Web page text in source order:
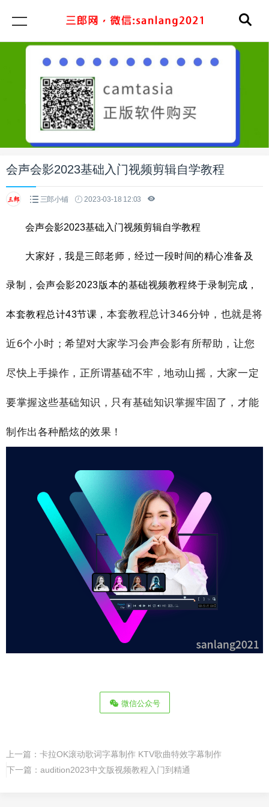
会声会影2023基础入门视频剪辑自学教程
三郎小铺 2023-03-18 12:03
会声会影2023基础入门视频剪辑自学教程
大家好，我是三郎老师，经过一段时间的精心准备及
录制，会声会影2023版本的基础视频教程终于录制完成，
本套教程总计43节课， 本套教程总计346分钟，也就是将
近6个小时；希望对大家学习会声会影有所帮助，让您
尽快上手操作，正所谓基础不牢，地动山摇，大家一定
要掌握这些基础知识，只有基础知识掌握牢固了，才能
制作出各种酷炫的效果！
微信公众号
上一篇： 卡拉OK滚动歌词字幕制作 KTV歌曲特效字幕制作
下一篇： audition2023中文版视频教程入门到精通